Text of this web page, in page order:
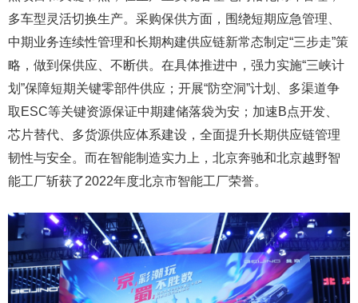
多车型灵活切换生产。采购保供方面，围绕短期应急管理、
中期业务连续性管理和长期构建供应链新常态制定“三步走”策
略，做到保供应、不断供。在具体推进中，强力实施“三峡计
划”保障短期关键零部件供应；开展“防空洞”计划、多渠道争
取ESC等关键资源保证中期建储落袋为安；加速B点开发、
芯片替代、多货源供应体系建设，全面提升长期供应链管理
韧性与安全。而在智能制造实力上，北京奔驰和北京越野智
能工厂斩获了2022年度北京市智能工厂荣誉。